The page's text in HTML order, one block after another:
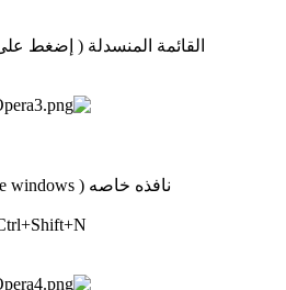
القائمة المنسدلة ( إضغط
نافذه خاصه ( New private windows )